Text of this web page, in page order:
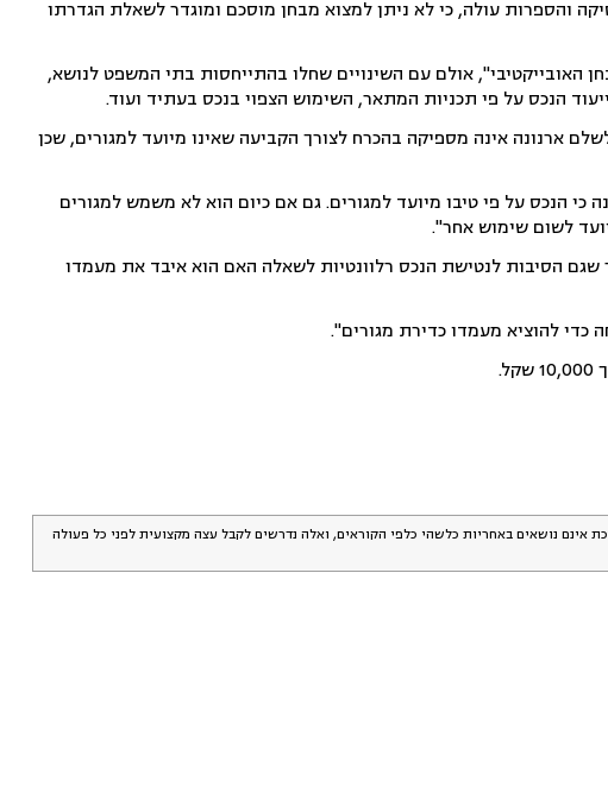
והספרות עולה, כי לא ניתן למצוא מבחן מוסכם ומוגדר לשאלת הגדרתו
אולם עם השינויים שחלו בהתייחסות בתי המשפט לנושא,
הנכס על פי תכניות המתאר, השימוש הצפוי בנכס בעתיד ועוד.
ארנונה אינה מספיקה בהכרח לצורך הקביעה שאינו מיועד למגורים, שכן
הנכס על פי טיבו מיועד למגורים. גם אם כיום הוא לא משמש למגורים
לשום שימוש אחר".
הסיבות לנטישת הנכס רלוונטיות לשאלה האם הוא איבד את מעמדו
כדי להוציא מעמדו כדירת מגורים".
אינם נושאים באחריות כלשהי כלפי הקוראים, ואלה נדרשים לקבל עצה מקצועית לפני כל פעולה